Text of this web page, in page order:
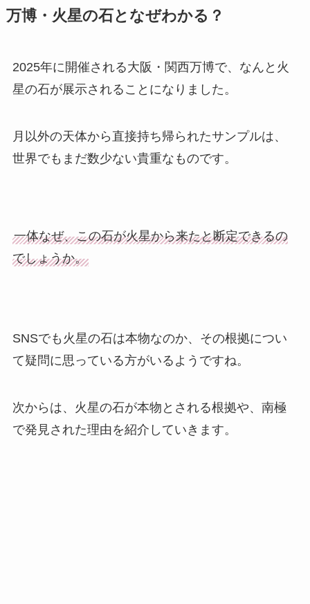
万博・火星の石となぜわかる？
2025年に開催される大阪・関西万博で、なんと火
星の石が展示されることになりました。
月以外の天体から直接持ち帰られたサンプルは、
世界でもまだ数少ない貴重なものです。
一体なぜ、この石が火星から来たと断定できるの
でしょうか。
SNSでも火星の石は本物なのか、その根拠につい
て疑問に思っている方がいるようですね。
次からは、火星の石が本物とされる根拠や、南極
で発見された理由を紹介していきます。